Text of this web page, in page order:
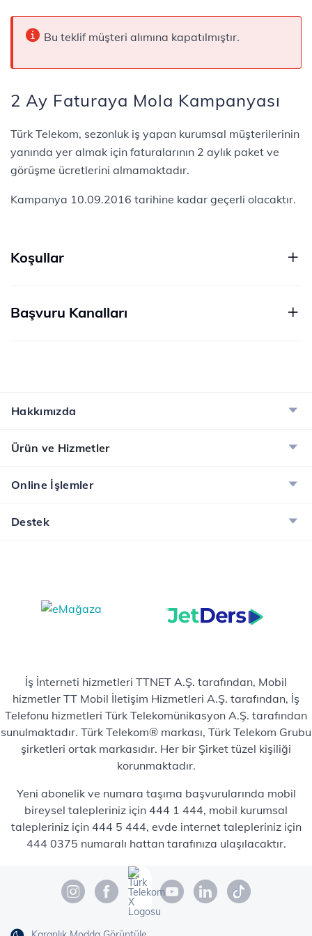
Bu teklif müşteri alımına kapatılmıştır.
2 Ay Faturaya Mola Kampanyası
Türk Telekom, sezonluk iş yapan kurumsal müşterilerinin
yanında yer almak için faturalarının 2 aylık paket ve
görüşme ücretlerini almamaktadır.
Kampanya 10.09.2016 tarihine kadar geçerli olacaktır.
Koşullar
Başvuru Kanalları
Hakkımızda
Ürün ve Hizmetler
Online İşlemler
Destek
İş İnterneti hizmetleri TTNET A.Ş. tarafından, Mobil
hizmetler TT Mobil İletişim Hizmetleri A.Ş. tarafından, İş
Telefonu hizmetleri Türk Telekomünikasyon A.Ş. tarafından
sunulmaktadır. Türk Telekom® markası, Türk Telekom Grubu
şirketleri ortak markasıdır. Her bir Şirket tüzel kişiliği
korunmaktadır.
Yeni abonelik ve numara taşıma başvurularında mobil
bireysel talepleriniz için 444 1 444, mobil kurumsal
talepleriniz için 444 5 444, evde internet talepleriniz için
444 0375 numaralı hattan tarafınıza ulaşılacaktır.